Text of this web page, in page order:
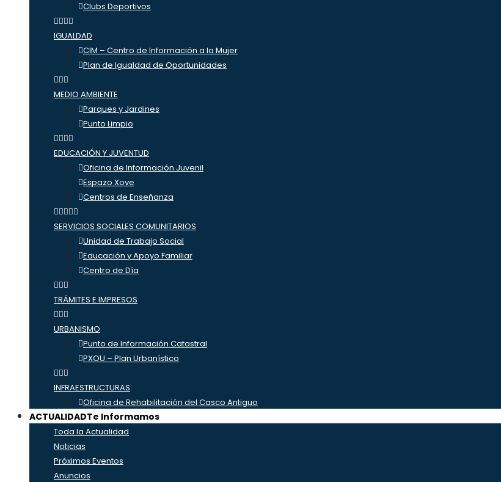
Clubs Deportivos
IGUALDAD
CIM – Centro de Información a la Mujer
Plan de Igualdad de Oportunidades
MEDIO AMBIENTE
Parques y Jardines
Punto Limpio
EDUCACIÓN Y JUVENTUD
Oficina de Información Juvenil
Espazo Xove
Centros de Enseñanza
SERVICIOS SOCIALES COMUNITARIOS
Unidad de Trabajo Social
Educación y Apoyo Familiar
Centro de Día
TRÁMITES E IMPRESOS
URBANISMO
Punto de Información Catastral
PXOU – Plan Urbanístico
INFRAESTRUCTURAS
Oficina de Rehabilitación del Casco Antiguo
ACTUALIDADTe Informamos
Toda la Actualidad
Noticias
Próximos Eventos
Anuncios